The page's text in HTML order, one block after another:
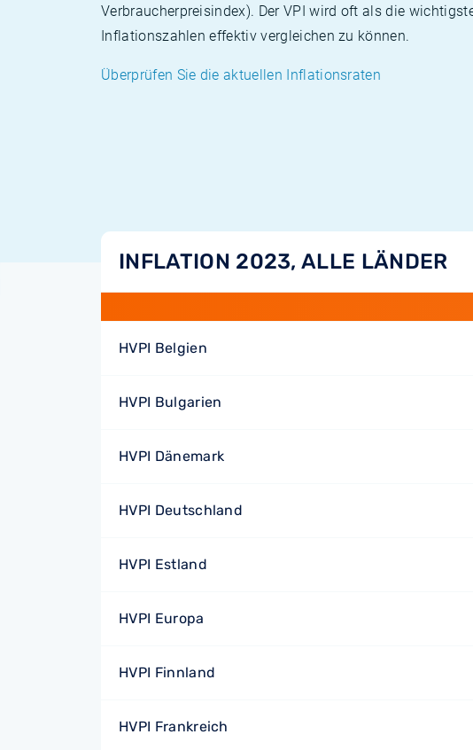
Verbraucherpreisindex). Der VPI wird oft als die
Inflationszahlen effektiv vergleichen zu können.
Überprüfen Sie die aktuellen Inflationsraten
INFLATION 2023, ALLE LÄNDER
HVPI Belgien
HVPI Bulgarien
HVPI Dänemark
HVPI Deutschland
HVPI Estland
HVPI Europa
HVPI Finnland
HVPI Frankreich